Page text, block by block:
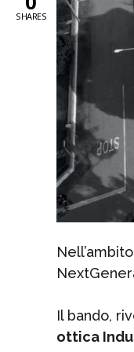
Il bando,
ottica
SHARES